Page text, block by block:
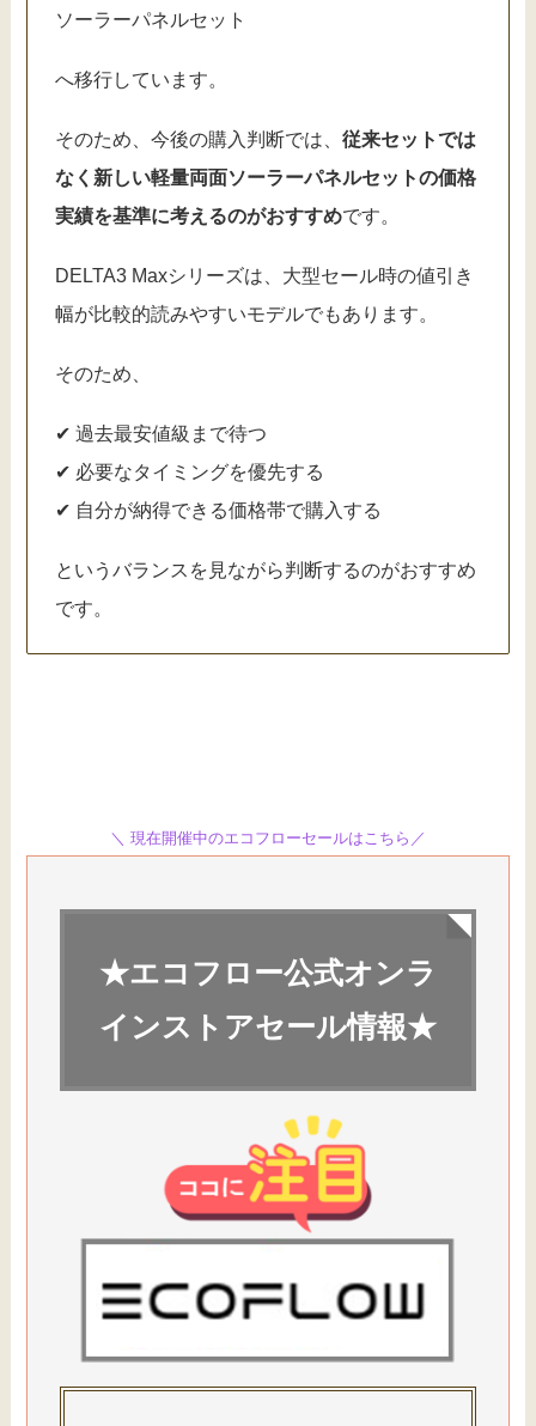
ソーラーパネルセット
へ移行しています。
そのため、今後の購入判断では、 従来セットでは
なく新しい軽量両面ソーラーパネルセットの価格
実績を基準に考えるのがおすすめです。
DELTA3 Maxシリーズは、大型セール時の値引き
幅が比較的読みやすいモデルでもあります。
そのため、
✔ 過去最安値級まで待つ
✔ 必要なタイミングを優先する
✔ 自分が納得できる価格帯で購入する
というバランスを見ながら判断するのがおすすめ
です。
＼ 現在開催中のエコフローセールはこちら／
★エコフロー公式オンラ
インストアセール情報★